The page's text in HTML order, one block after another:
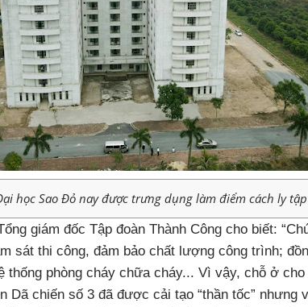
học Sao Đỏ nay được trưng dụng làm điểm cách ly
giám đốc Tập đoàn Thành Công cho biết:
sát thi công, đảm bảo chất lượng công trình;
thống phòng cháy chữa cháy... Vì vậy, chỗ ở
Dã chiến số 3 đã được cải tạo “thần tốc” nhưng